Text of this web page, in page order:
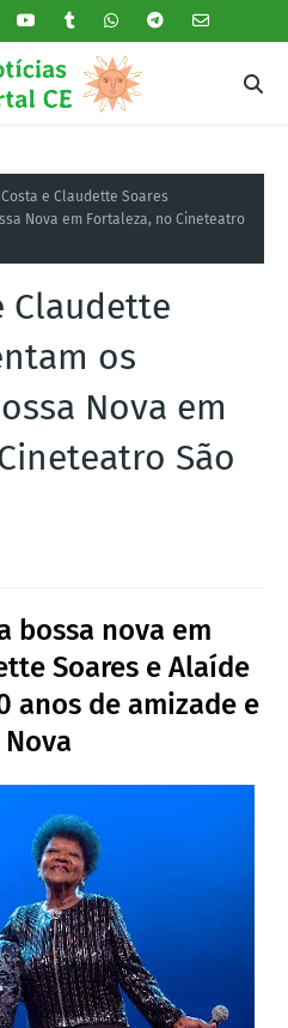
e Claudette Soares
Nova em Fortaleza, no Cineteatro
Claudette
os
Nova em
São
bossa nova em
Soares e Alaíde
anos de amizade e